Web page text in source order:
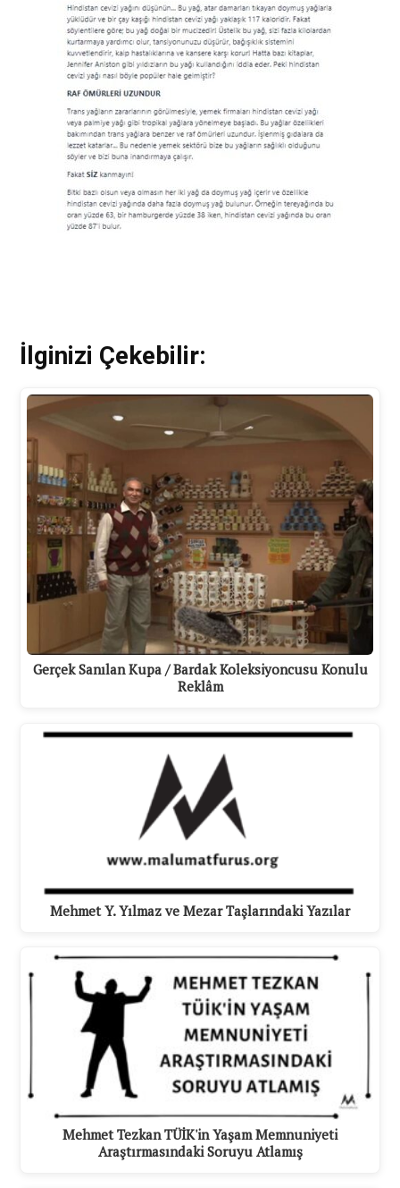
İlginizi Çekebilir:
Gerçek Sanılan Kupa / Bardak Koleksiyoncusu Konulu
Reklâm
Mehmet Y. Yılmaz ve Mezar Taşlarındaki Yazılar
Mehmet Tezkan TÜİK'in Yaşam Memnuniyeti
Araştırmasındaki Soruyu Atlamış